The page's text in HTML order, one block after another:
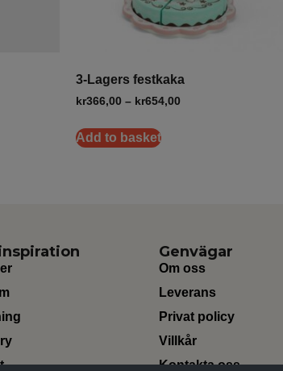
3-Lagers festkaka
kr366,00 – kr654,00
Add to basket
Genvägar
Om oss
Leverans
Privat policy
Villkår
Kontakta oss